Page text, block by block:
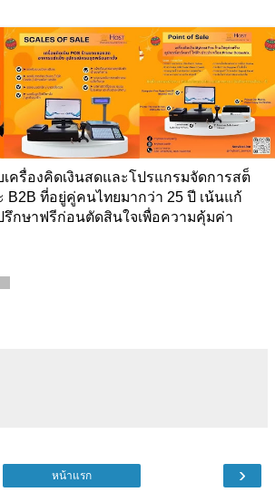
เครื่องคิดเงินสดและโปรแกรมจัดการสต็
B2B ที่อยู่คู่คนไทยมากว่า 25 ปี เน้นแก้
กษาฟรีก่อนตัดสินใจเพื่อความคุ้มค่า
›
หน้าแรก